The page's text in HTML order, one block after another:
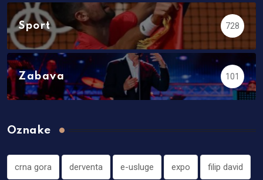
Sport 728
Zabava 101
Oznake
crna gora derventa e-usluge expo filip david